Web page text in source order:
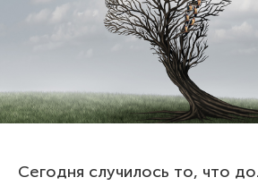
Сегодня случилось то, что